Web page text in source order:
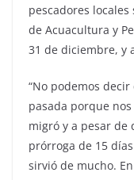
pescadores
de Acuacultura y
31 de diciembre, y
“No podemos
pasada porque
migró y a pesar de
prórroga de 15
sirvió de mucho.